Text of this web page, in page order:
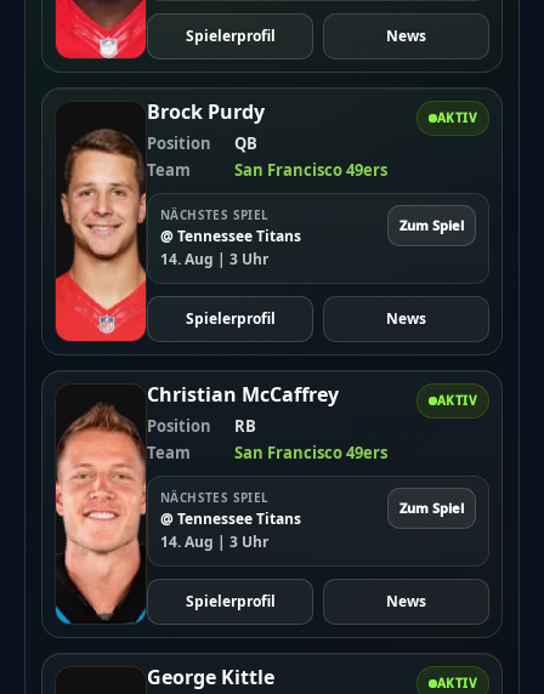
Spielerprofil News
AKTIV
Brock Purdy
Position
QB
Team
San Francisco 49ers
NÄCHSTES SPIEL
@ Tennessee Titans
14. Aug | 3 Uhr
Zum Spiel
Spielerprofil News
AKTIV
Christian McCaffrey
Position
RB
Team
San Francisco 49ers
NÄCHSTES SPIEL
@ Tennessee Titans
14. Aug | 3 Uhr
Zum Spiel
Spielerprofil News
AKTIV
George Kittle